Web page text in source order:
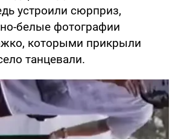
устроили сюрприз,
белые фотографии
которыми прикрыли
танцевали.